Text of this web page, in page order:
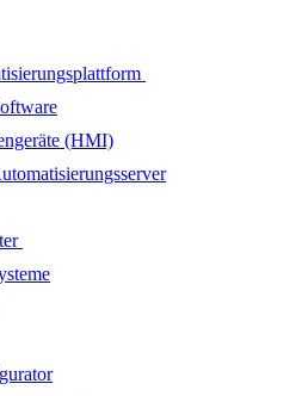
(HMI)